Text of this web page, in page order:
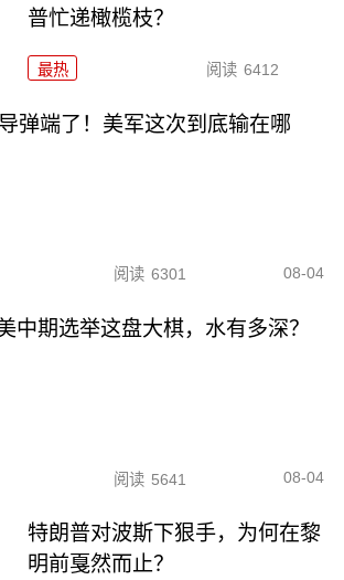
普忙递橄榄枝？
最热 阅读 6412
弹端了！美军这次到底输在哪
阅读 6301 08-04
中期选举这盘大棋，水有多深？
阅读 5641 08-04
特朗普对波斯下狠手，为何在黎
明前戛然而止？